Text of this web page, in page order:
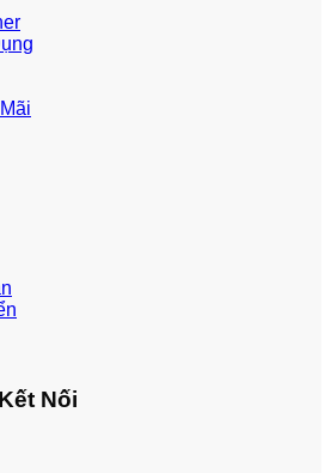
Kết Nối